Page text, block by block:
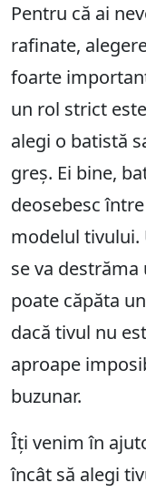
Pentru că ai
rafinate,
foarte
un rol strict
alegi o batistă
greș. Ei bine,
deosebesc
modelul tivului.
se va
poate căpăta
dacă tivul nu
aproape
buzunar.
Îți venim în
încât să alegi